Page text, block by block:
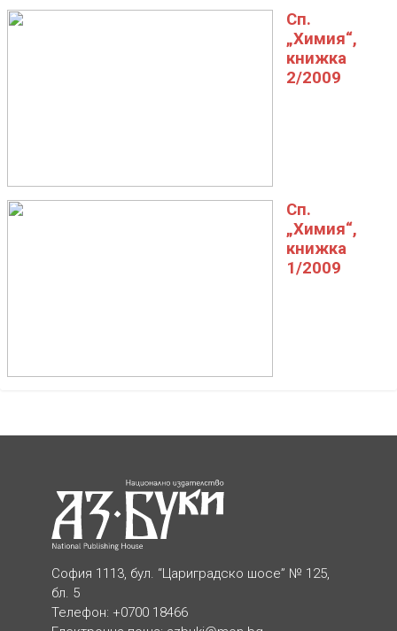
Сп.
„Химия“,
книжка
2/2009
Сп.
„Химия“,
книжка
1/2009
София 1113, бул. “Цариградско шосе” № 125,
бл. 5
Телефон: +0700 18466